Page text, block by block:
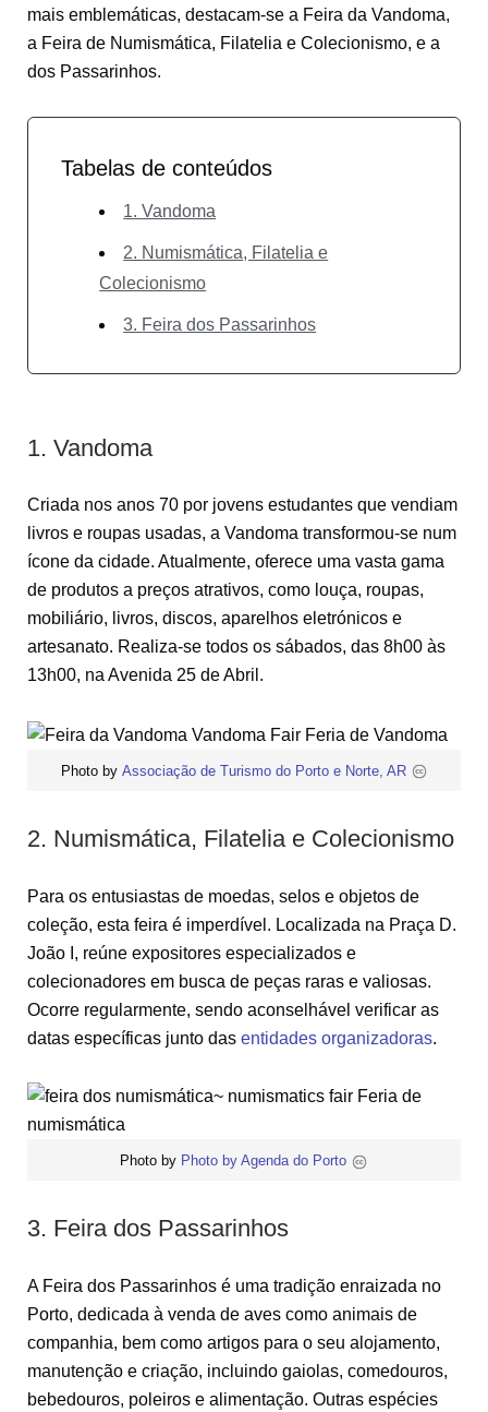
mais emblemáticas, destacam-se a Feira da Vandoma,
a Feira de Numismática, Filatelia e Colecionismo, e a
dos Passarinhos.
Tabelas de conteúdos
1. Vandoma
2. Numismática, Filatelia e
Colecionismo
3. Feira dos Passarinhos
1. Vandoma
Criada nos anos 70 por jovens estudantes que vendiam
livros e roupas usadas, a Vandoma transformou-se num
ícone da cidade. Atualmente, oferece uma vasta gama
de produtos a preços atrativos, como louça, roupas,
mobiliário, livros, discos, aparelhos eletrónicos e
artesanato. Realiza-se todos os sábados, das 8h00 às
13h00, na Avenida 25 de Abril.
Photo by Associação de Turismo do Porto e Norte, AR
2. Numismática, Filatelia e Colecionismo
Para os entusiastas de moedas, selos e objetos de
coleção, esta feira é imperdível. Localizada na Praça D.
João I, reúne expositores especializados e
colecionadores em busca de peças raras e valiosas.
Ocorre regularmente, sendo aconselhável verificar as
datas específicas junto das entidades organizadoras.
Photo by Photo by Agenda do Porto
3. Feira dos Passarinhos
A Feira dos Passarinhos é uma tradição enraizada no
Porto, dedicada à venda de aves como animais de
companhia, bem como artigos para o seu alojamento,
manutenção e criação, incluindo gaiolas, comedouros,
bebedouros, poleiros e alimentação. Outras espécies